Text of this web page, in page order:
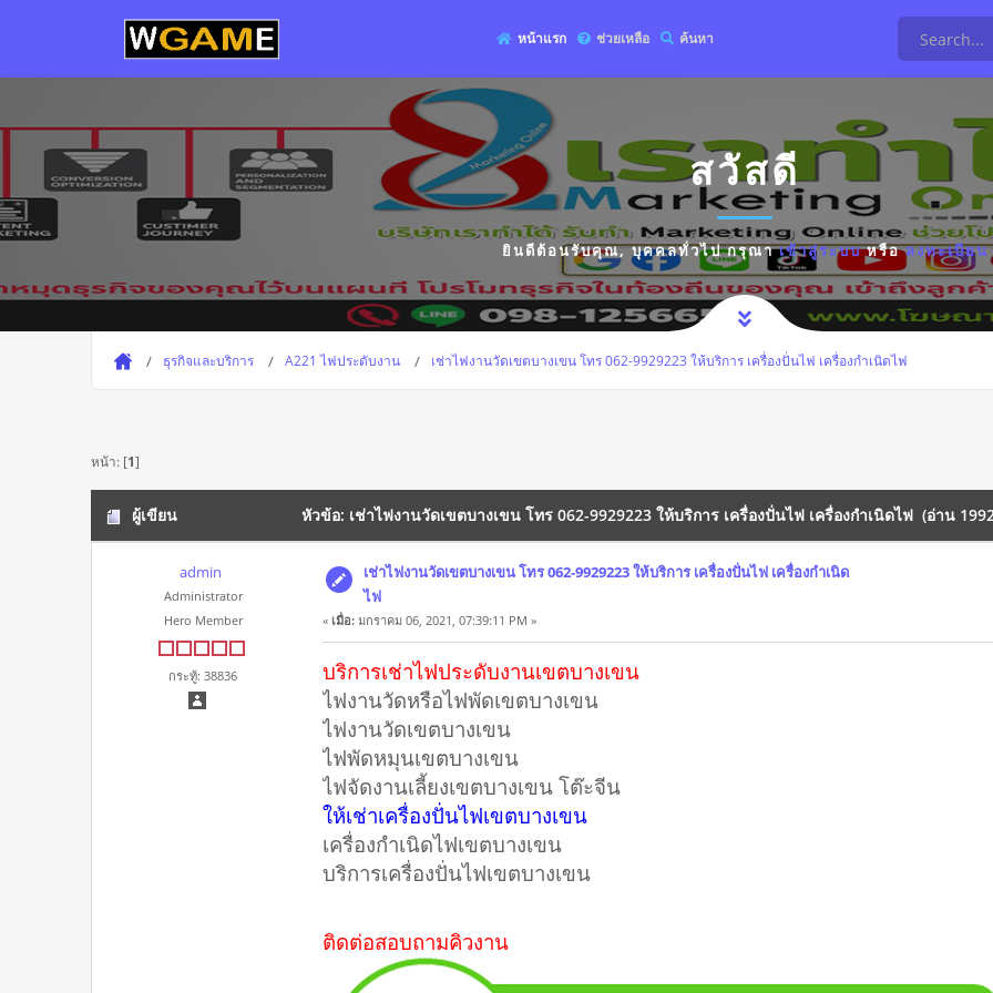
หน้าแรก ช่วยเหลือ ค้นหา
สวัสดี
ยินดีต้อนรับคุณ,บุคคลทั่วไปกรุณาเข้าสู่ระบบหรือลงทะเบียน
ธุรกิจและบริการ A221 ไฟประดับงาน เช่าไฟงานวัดเขตบางเขน โทร 062-9929223 ให้บริการ เครื่องปั่นไฟ เครื่องกำเนิดไฟ
หน้า: [1]
ผู้เขียน หัวข้อ: เช่าไฟงานวัดเขตบางเขน โทร 062-9929223 ให้บริการ เครื่องปั่นไฟ เครื่องกำเนิดไฟ (อ่าน
admin
Administrator
Hero Member
กระทู้: 38836
เช่าไฟงานวัดเขตบางเขน โทร 062-9929223 ให้บริการ เครื่องปั่นไฟ เครื่องกำเนิด
ไฟ
« เมื่อ: มกราคม 06, 2021, 07:39:11 PM »
บริการเช่าไฟประดับงานเขตบางเขน
ไฟงานวัดหรือไฟพัดเขตบางเขน
ไฟงานวัดเขตบางเขน
ไฟพัดหมุนเขตบางเขน
ไฟจัดงานเลี้ยงเขตบางเขน โต๊ะจีน
ให้เช่าเครื่องปั่นไฟเขตบางเขน
เครื่องกำเนิดไฟเขตบางเขน
บริการเครื่องปั่นไฟเขตบางเขน
ติดต่อสอบถามคิวงาน